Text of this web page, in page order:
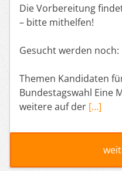
Die Vorbereitung
– bitte mithelfen!
Gesucht werden noch:
Themen Kandidaten
Bundestagswahl Eine
weitere auf der […]